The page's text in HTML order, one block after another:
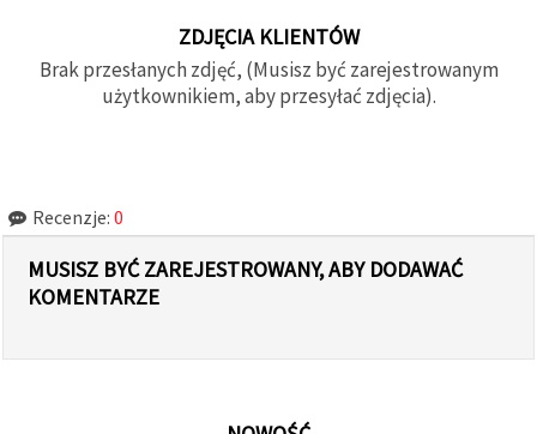
ZDJĘCIA KLIENTÓW
Brak przesłanych zdjęć, (Musisz być zarejestrowanym
użytkownikiem, aby przesyłać zdjęcia).
Recenzje: 0
MUSISZ BYĆ ZAREJESTROWANY, ABY DODAWAĆ
KOMENTARZE